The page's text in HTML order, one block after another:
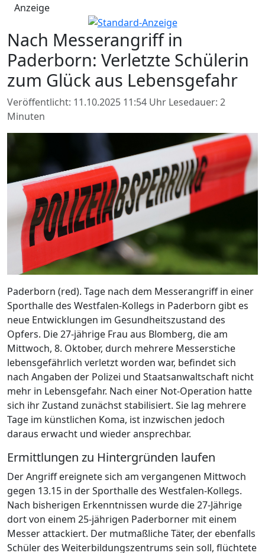
Anzeige
Nach Messerangriff in
Paderborn: Verletzte Schülerin
zum Glück aus Lebensgefahr
Veröffentlicht: 11.10.2025 11:54 Uhr Lesedauer: 2
Minuten
Paderborn (red). Tage nach dem Messerangriff in einer
Sporthalle des Westfalen-Kollegs in Paderborn gibt es
neue Entwicklungen im Gesundheitszustand des
Opfers. Die 27-jährige Frau aus Blomberg, die am
Mittwoch, 8. Oktober, durch mehrere Messerstiche
lebensgefährlich verletzt worden war, befindet sich
nach Angaben der Polizei und Staatsanwaltschaft nicht
mehr in Lebensgefahr. Nach einer Not-Operation hatte
sich ihr Zustand zunächst stabilisiert. Sie lag mehrere
Tage im künstlichen Koma, ist inzwischen jedoch
daraus erwacht und wieder ansprechbar.
Ermittlungen zu Hintergründen laufen
Der Angriff ereignete sich am vergangenen Mittwoch
gegen 13.15 in der Sporthalle des Westfalen-Kollegs.
Nach bisherigen Erkenntnissen wurde die 27-Jährige
dort von einem 25-jährigen Paderborner mit einem
Messer attackiert. Der mutmaßliche Täter, der ebenfalls
Schüler des Weiterbildungszentrums sein soll, flüchtete